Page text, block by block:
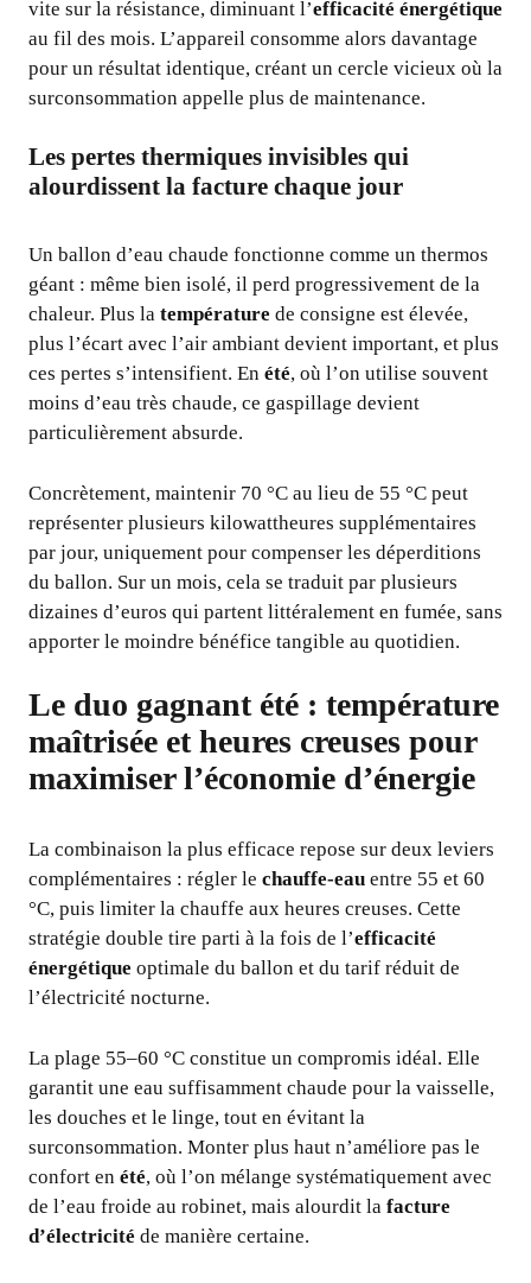
vite sur la résistance, diminuant l’efficacité énergétique
au fil des mois. L’appareil consomme alors davantage
pour un résultat identique, créant un cercle vicieux où la
surconsommation appelle plus de maintenance.
Les pertes thermiques invisibles qui
alourdissent la facture chaque jour
Un ballon d’eau chaude fonctionne comme un thermos
géant : même bien isolé, il perd progressivement de la
chaleur. Plus la température de consigne est élevée,
plus l’écart avec l’air ambiant devient important, et plus
ces pertes s’intensifient. En été, où l’on utilise souvent
moins d’eau très chaude, ce gaspillage devient
particulièrement absurde.
Concrètement, maintenir 70 °C au lieu de 55 °C peut
représenter plusieurs kilowattheures supplémentaires
par jour, uniquement pour compenser les déperditions
du ballon. Sur un mois, cela se traduit par plusieurs
dizaines d’euros qui partent littéralement en fumée, sans
apporter le moindre bénéfice tangible au quotidien.
Le duo gagnant été : température
maîtrisée et heures creuses pour
maximiser l’économie d’énergie
La combinaison la plus efficace repose sur deux leviers
complémentaires : régler le chauffe-eau entre 55 et 60
°C, puis limiter la chauffe aux heures creuses. Cette
stratégie double tire parti à la fois de l’efficacité
énergétique optimale du ballon et du tarif réduit de
l’électricité nocturne.
La plage 55–60 °C constitue un compromis idéal. Elle
garantit une eau suffisamment chaude pour la vaisselle,
les douches et le linge, tout en évitant la
surconsommation. Monter plus haut n’améliore pas le
confort en été, où l’on mélange systématiquement avec
de l’eau froide au robinet, mais alourdit la facture
d’électricité de manière certaine.